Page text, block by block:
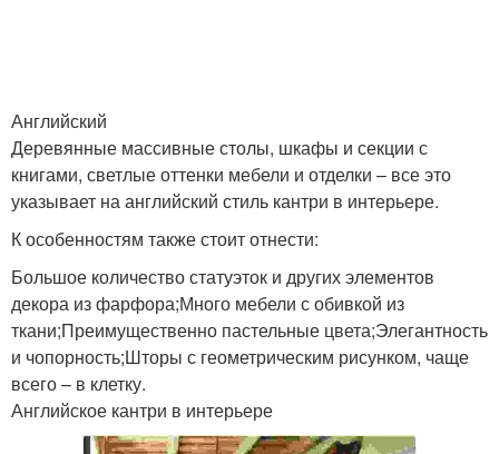
Английский
Деревянные массивные столы, шкафы и секции с
книгами, светлые оттенки мебели и отделки – все это
указывает на английский стиль кантри в интерьере.
К особенностям также стоит отнести:
Большое количество статуэток и других элементов
декора из фарфора;Много мебели с обивкой из
ткани;Преимущественно пастельные цвета;Элегантность
и чопорность;Шторы с геометрическим рисунком, чаще
всего – в клетку.
Английское кантри в интерьере